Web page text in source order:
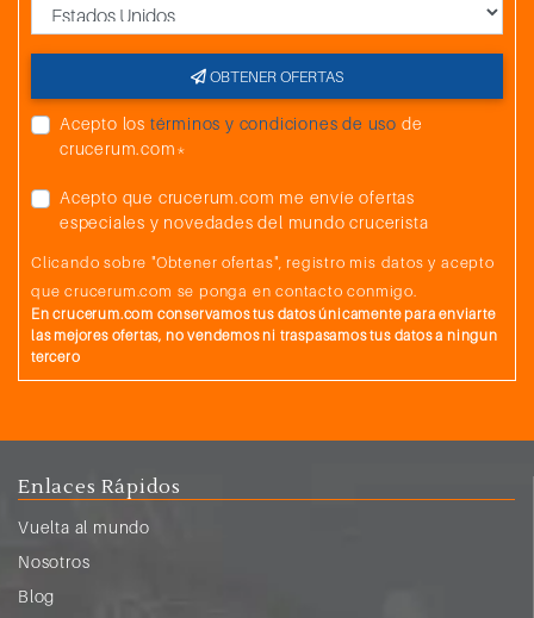
OBTENER OFERTAS
Acepto los términos y condiciones de uso de
crucerum.com*
Acepto que crucerum.com me envíe ofertas
especiales y novedades del mundo crucerista
Clicando sobre "Obtener ofertas", registro mis datos y acepto
que crucerum.com se ponga en contacto conmigo.
En crucerum.com conservamos tus datos únicamente para enviarte
las mejores ofertas, no vendemos ni traspasamos tus datos a ningun
tercero
Enlaces Rápidos
Vuelta al mundo
Nosotros
Blog